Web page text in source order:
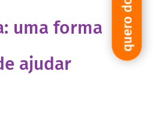
uma forma
ajudar
quero doar